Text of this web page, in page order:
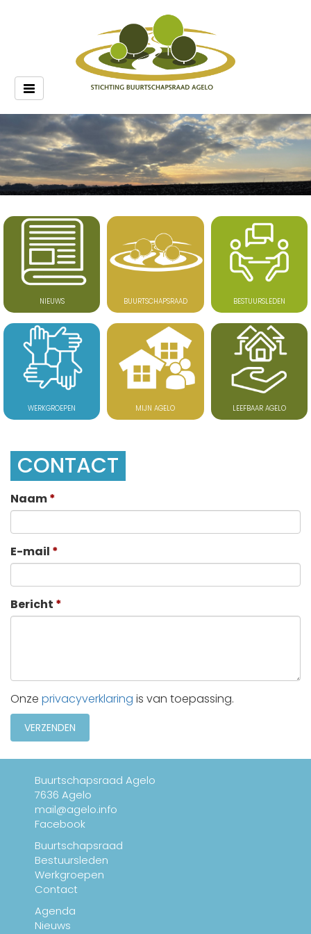
Toggle
navigation
NIEUWS BUURTSCHAPSRAAD BESTUURSLEDEN
WERKGROEPEN MIJN AGELO LEEFBAAR AGELO
CONTACT
Naam
E-mail
Bericht
Onze privacyverklaring is van toepassing.
Buurtschapsraad Agelo
7636 Agelo
mail@agelo.info
Facebook
Buurtschapsraad
Bestuursleden
Werkgroepen
Contact
Agenda
Nieuws